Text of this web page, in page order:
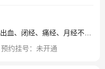
预约挂号： 未开通